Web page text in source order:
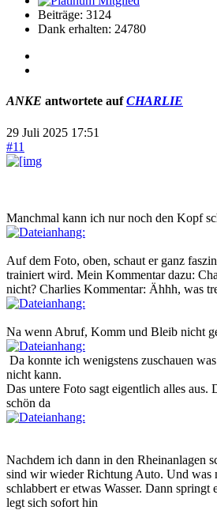
Beiträge: 3124
Dank erhalten: 24780
ANKE antwortete aufCHARLIE
29 Juli 2025 17:51
#11
Manchmal kann ich nur noch den Kopf
Auf dem Foto, oben, schaut er ganz
trainiert wird. Mein Kommentar dazu:
nicht? Charlies Kommentar: Ähhh, was
Na wenn Abruf, Komm und Bleib nicht
Da konnte ich wenigstens zuschauen
nicht kann.
Das untere Foto sagt eigentlich alles aus.
schön da
Nachdem ich dann in den Rheinanlagen
sind wir wieder Richtung Auto. Und was
schlabbert er etwas Wasser. Dann
legt sich sofort hin